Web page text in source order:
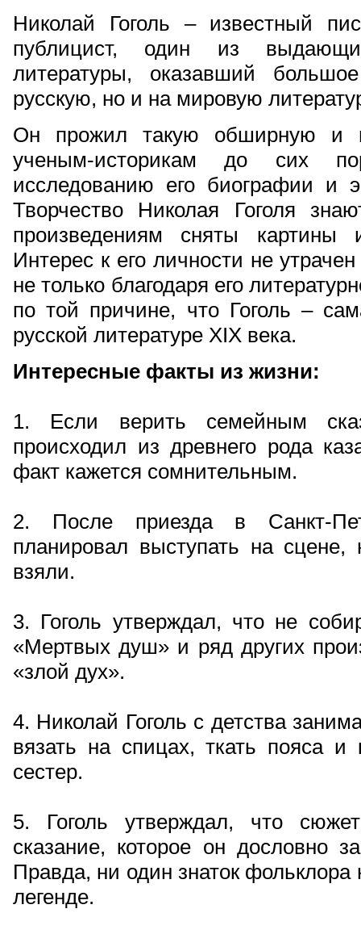
Николай Гоголь – известный
публицист, один из
литературы, оказавший
русскую, но и на мировую
Он прожил такую обширную и
ученым-историкам до сих
исследованию его биографии и
Творчество Николая Гоголя
произведениям сняты картины
Интерес к его личности не
не только благодаря его
по той причине, что Гоголь –
русской литературе XIX века.
Интересные факты из жизни:
1. Если верить семейным
происходил из древнего рода
факт кажется сомнительным.
2. После приезда в Санкт-
планировал выступать на
взяли.
3. Гоголь утверждал, что не
«Мертвых душ» и ряд других
«злой дух».
4. Николай Гоголь с детства
вязать на спицах, ткать пояса
сестер.
5. Гоголь утверждал, что
сказание, которое он дословно
Правда, ни один знаток
легенде.